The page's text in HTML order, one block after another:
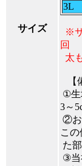
サイズ
3L
※
回
太
【
①生
3～
②お
こ
た
③当